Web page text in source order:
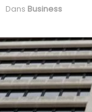
Dans Business